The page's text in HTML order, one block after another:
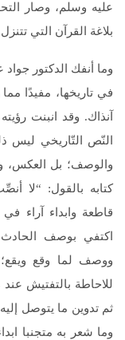
عليه وسلم، وصار
بلاغة القرآن التي
وما أنفك الدكتور جواد
في تاريخها، مفيدًا
آنذاك. وقد انبنت
النّص التّاريخي ليس
والوصف؛ بل العكس،
كتابه بالقول: “لا
قاطعة وابداء آراء
اكتفي بوصف الحادث
ووصف لما وقع
للاحاطة بالتفتيش
ثم تدوين ما يتوصل
وما شعر به متجنبا